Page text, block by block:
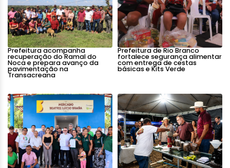
Prefeitura acompanha
recuperação do Ramal do
Noca e prepara avanço da
pavimentação na
Transacreana
Prefeitura de Rio Branco
fortalece segurança alimentar
com entrega de cestas
básicas e Kits Verde